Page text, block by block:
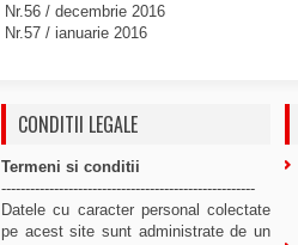
Nr.56 / decembrie 2016
Nr.57 / ianuarie 2016
CONDITII LEGALE
Termeni si conditii
-----------------------------------------------------
Datele cu caracter personal colectate
pe acest site sunt administrate de un